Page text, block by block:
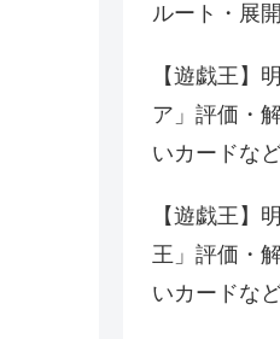
ルート・展
【遊戯王】
ア」評価・
いカードな
【遊戯王】
王」評価・
いカードな